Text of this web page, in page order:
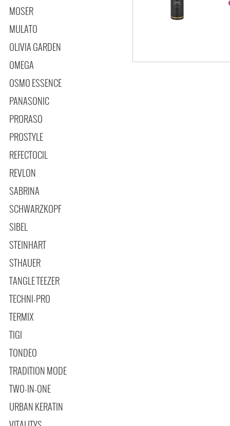
MOSER
MULATO
OLIVIA GARDEN
OMEGA
OSMO ESSENCE
PANASONIC
PRORASO
PROSTYLE
REFECTOCIL
REVLON
SABRINA
SCHWARZKOPF
SIBEL
STEINHART
STHAUER
TANGLE TEEZER
TECHNI-PRO
TERMIX
TIGI
TONDEO
TRADITION MODE
TWO-IN-ONE
URBAN KERATIN